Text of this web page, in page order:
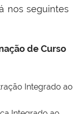
nos seguintes
de Curso
Integrado ao